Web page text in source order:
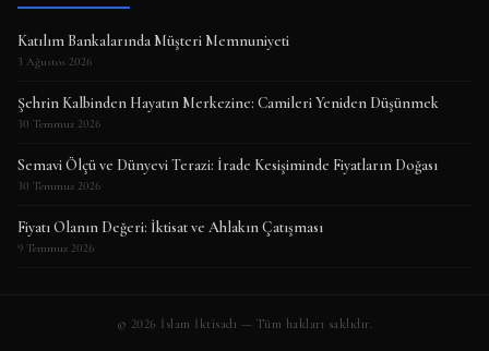
Katılım Bankalarında Müşteri Memnuniyeti
3 Ağustos 2026
Şehrin Kalbinden Hayatın Merkezine: Camileri Yeniden Düşünmek
30 Temmuz 2026
Semavi Ölçü ve Dünyevi Terazi: İrade Kesişiminde Fiyatların Doğası
30 Temmuz 2026
Fiyatı Olanın Değeri: İktisat ve Ahlakın Çatışması
9 Temmuz 2026
© 2026 İslam İktisadı — Tüm hakları saklıdır.